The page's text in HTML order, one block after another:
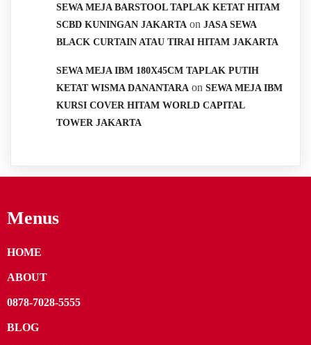
SEWA MEJA BARSTOOL TAPLAK KETAT HITAM
SCBD KUNINGAN JAKARTA on JASA SEWA
BLACK CURTAIN ATAU TIRAI HITAM JAKARTA
SEWA MEJA IBM 180X45CM TAPLAK PUTIH
KETAT WISMA DANANTARA on SEWA MEJA IBM
KURSI COVER HITAM WORLD CAPITAL
TOWER JAKARTA
Menus
HOME
ABOUT
0878-7028-5555
BLOG